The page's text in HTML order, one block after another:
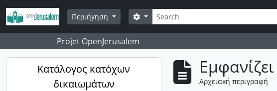
Skip to main content
Περιήγηση
Αναζήτηση
Επιλογές αναζήτησης
Projet OpenJerusalem
Κατάλογος κατόχων
δικαιωμάτων
Αρχειακή περιγραφή